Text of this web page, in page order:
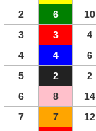
2
6 10
3
3 4
4
4 6
5
2 2
6
8 14
7
7 12